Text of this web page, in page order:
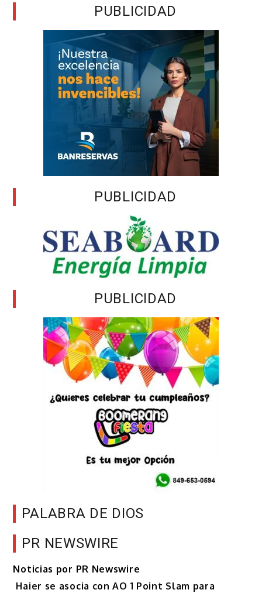
PUBLICIDAD
PUBLICIDAD
PUBLICIDAD
PALABRA DE DIOS
PR NEWSWIRE
Noticias por PR Newswire
Haier se asocia con AO 1 Point Slam para